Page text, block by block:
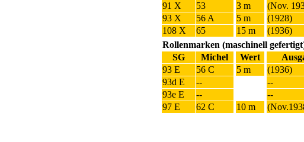
91 X
53 3 m (Nov.
93 X
56 A 5 m (1928)
108 X
65 15 m (1936)
Rollenmarken (maschinell
SG
Michel Wert
93 E
56 C 5 m (1936)
93d E
-- --
93e E
-- --
97 E
62 C 10 m